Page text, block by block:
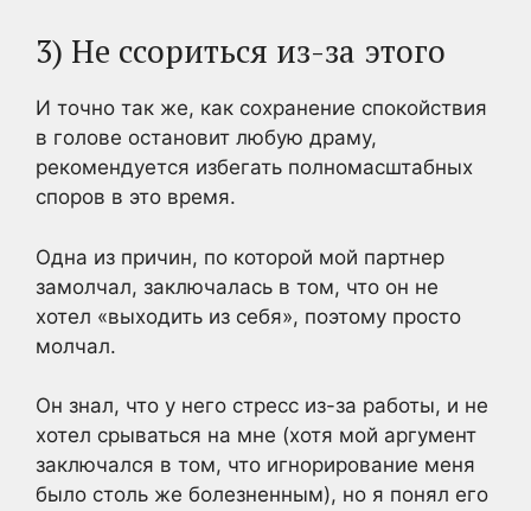
3) Не ссориться из-за этого
И точно так же, как сохранение спокойствия
в голове остановит любую драму,
рекомендуется избегать полномасштабных
споров в это время.
Одна из причин, по которой мой партнер
замолчал, заключалась в том, что он не
хотел «выходить из себя», поэтому просто
молчал.
Он знал, что у него стресс из-за работы, и не
хотел срываться на мне (хотя мой аргумент
заключался в том, что игнорирование меня
было столь же болезненным), но я понял его